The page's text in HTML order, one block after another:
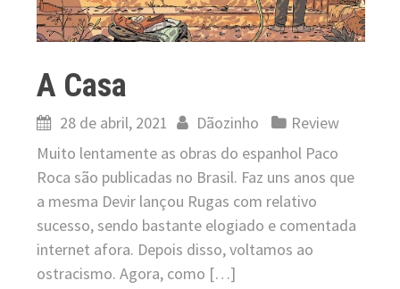
A Casa
28 de abril, 2021 Dãozinho
Review
Muito lentamente as obras do espanhol Paco
Roca são publicadas no Brasil. Faz uns anos que
a mesma Devir lançou Rugas com relativo
sucesso, sendo bastante elogiado e comentada
internet afora. Depois disso, voltamos ao
ostracismo. Agora, como […]